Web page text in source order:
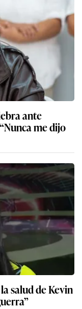
ante
me dijo
salud de Kevin